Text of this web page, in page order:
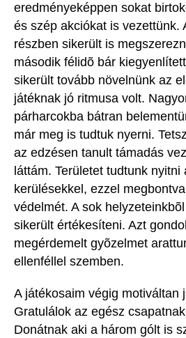
eredményeképpen sokat
és szép akciókat is vezettünk.
részben sikerült is
második félidõ bár
sikerült tovább növelnünk az
játéknak jó ritmusa volt.
párharcokba bátran
már meg is tudtuk nyerni.
az edzésen tanult támadás
láttám. Területet tudtunk nyitni
kerülésekkel, ezzel
védelmét. A sok
sikerült értékesíteni. Azt
megérdemelt gyõzelmet
ellenféllel szemben.
A játékosaim végig motiváltan
Gratulálok az egész
Donátnak aki a három gólt is